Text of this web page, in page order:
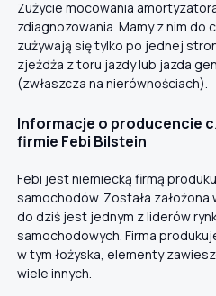
Zużycie mocowania
zdiagnozowania. Mamy z nim do
zużywają się tylko po jednej
zjeżdża z toru jazdy lub jazda
(zwłaszcza na nierównościach).
Informacje o producencie
firmie Febi Bilstein
Febi jest niemiecką firmą
samochodów. Została
do dziś jest jednym z liderów
samochodowych. Firma
w tym łożyska, elementy
wiele innych.